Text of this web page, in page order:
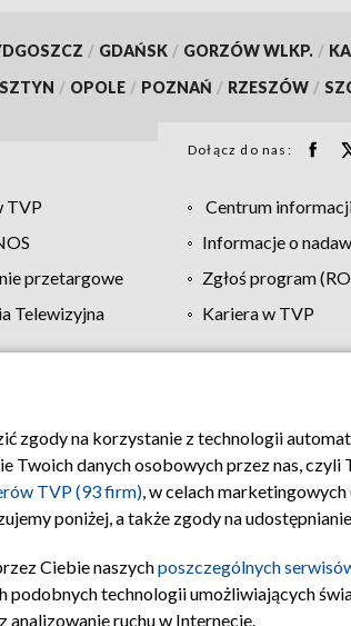
/ GDAŃSK / GORZÓW WLKP. /
/ OPOLE / POZNAŃ / RZESZÓW /
Dołącz do nas:
TVP Centrum
Informacje o
przetargowe Zgłoś program
Telewizyjna Kariera w TVP
Polityka prywatności Moje zgody
zgody na korzystanie z technologii
danych osobowych przez nas, czyli
TVP (93 firm), w celach
poniżej, a także zgody na
Ciebie naszychposzczególnych
technologii umożliwiających
analizowanie ruchu w Internecie.